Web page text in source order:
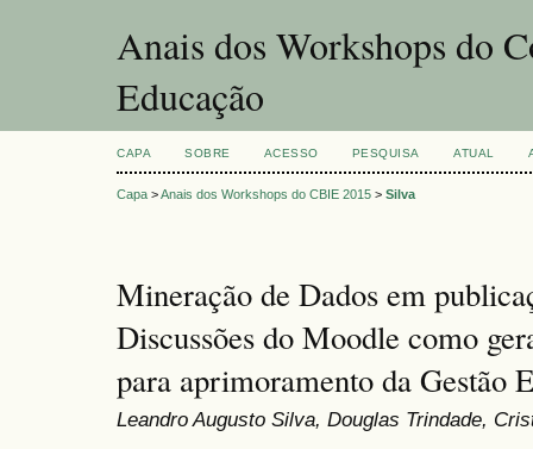
Anais dos Workshops do
Educação
CAPA SOBRE ACESSO PESQUISA ATUAL
Capa >Anais dos Workshops do CBIE 2015 > Silva
Mineração de Dados em
Discussões do Moodle como
para aprimoramento da Gestão
Leandro Augusto Silva, Douglas Trindade,